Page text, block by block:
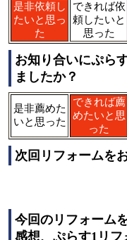
是非依頼し
たいと思っ
た
できれば依
頼したいと
思った
お知り合いにぷら
ましたか？
是非薦めた
いと思った
できれば薦
めたいと思
った
次回リフォームを
今回のリフォーム
感想、ぷらす1リ